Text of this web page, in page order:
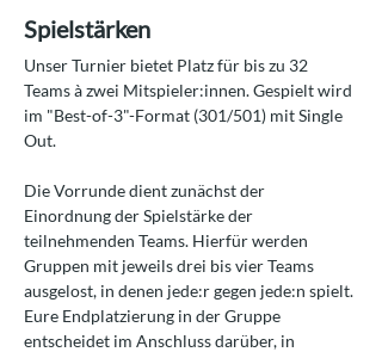
Spielstärken
Unser Turnier bietet Platz für bis zu 32
Teams à zwei Mitspieler:innen. Gespielt wird
im "Best-of-3"-Format (301/501) mit Single
Out.
Die Vorrunde dient zunächst der
Einordnung der Spielstärke der
teilnehmenden Teams. Hierfür werden
Gruppen mit jeweils drei bis vier Teams
ausgelost, in denen jede:r gegen jede:n spielt.
Eure Endplatzierung in der Gruppe
entscheidet im Anschluss darüber, in